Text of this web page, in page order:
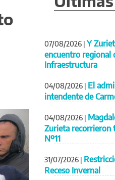
Siguiente
07/08/2026 | Y
encuentro regional
Infraestructura
04/08/2026 | El
intendente de
04/08/2026 |
Zurieta recorrieron
Nº11
31/07/2026 |
Receso Invernal